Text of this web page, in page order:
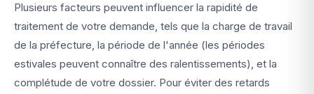
Plusieurs facteurs peuvent influencer la rapidité de
traitement de votre demande, tels que la charge de travail
de la préfecture, la période de l'année (les périodes
estivales peuvent connaître des ralentissements), et la
complétude de votre dossier. Pour éviter des retards